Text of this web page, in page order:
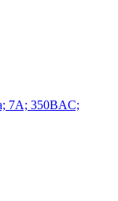
7А; 350ВAC;